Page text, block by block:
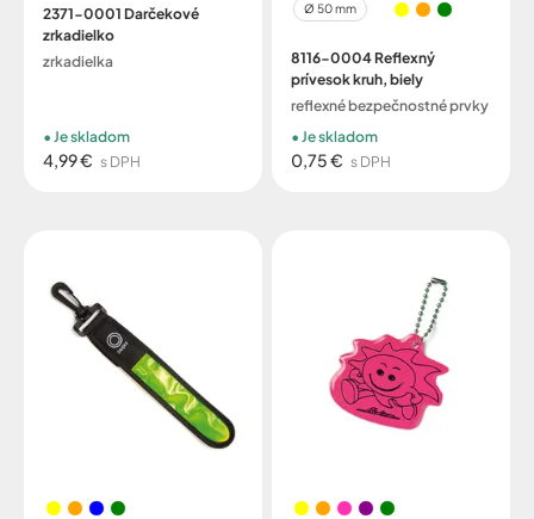
2371-0001 Darčekové
zrkadielko
zrkadielka
4,99 € s DPH
Je skladom
Ø 50 mm
8116-0004 Reflexný
prívesok kruh, biely
reflexné bezpečnostné prvky
0,75 € s DPH
Je skladom